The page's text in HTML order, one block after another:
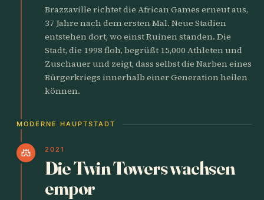
Brazzaville richtet die African Games erneut aus,
37 Jahre nach dem ersten Mal. Neue Stadien
entstehen dort, wo einst Ruinen standen. Die
Stadt, die 1998 floh, begrüßt 15,000 Athleten und
Zuschauer und zeigt, dass selbst die Narben eines
Bürgerkriegs innerhalb einer Generation heilen
können.
MODERNE HAUPTSTADT
castle 2021
Die Twin Towers wachsen
empor